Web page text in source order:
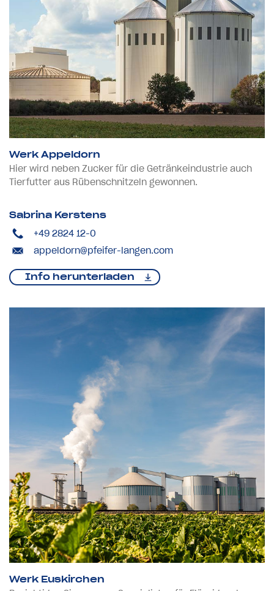
Werk Appeldorn
Hier wird neben Zucker für die Getränkeindustrie auch
Tierfutter aus Rübenschnitzeln gewonnen.
Sabrina Kerstens
+49 2824 12-0
appeldorn@pfeifer-langen.com
Info herunterladen
Werk Euskirchen